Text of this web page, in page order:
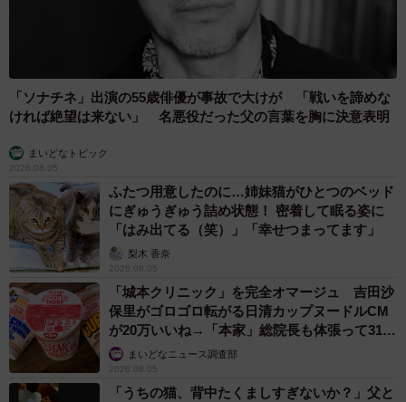
「ソナチネ」出演の55歳俳優が事故で大けが 「戦いを諦めな
ければ絶望は来ない」 名悪役だった父の言葉を胸に決意表明
まいどなトピック
2026.08.05
ふたつ用意したのに…姉妹猫がひとつのベッド
にぎゅうぎゅう詰め状態！ 密着して眠る姿に
「はみ出てる（笑）」「幸せつまってます」
梨木 香奈
2026.08.05
「城本クリニック」を完全オマージュ 吉田沙
保里がゴロゴロ転がる日清カップヌードルCM
が20万いいね→「本家」総院長も体張って31万
いいねまいどなニュース調査部
2026.08.05
「うちの猫、背中たくましすぎないか？」父と